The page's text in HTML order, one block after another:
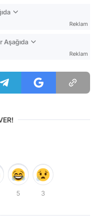
Reklam
Aşağıda
Reklam
5 3